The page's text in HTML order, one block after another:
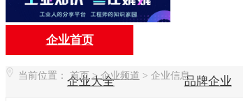
企业首页
企业大全 品牌企业
当前位置： 首页 > 企业频道 > 企业信息